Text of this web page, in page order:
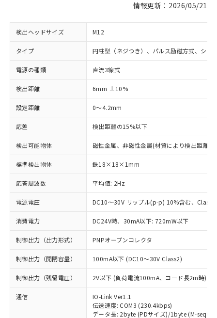
情報更新：2026/05/21
検出ヘッドサイズ M12
タイプ 円柱型（ネジつき）、パルス励磁方式、シー
電源の種類 直流3線式
検出距離 6mm ±10%
設定距離 0～4.2mm
応差 検出距離の15%以下
検出可能物体 磁性金属、非磁性金属(材質により検出距離が
標準検出物体 鉄18×18×1mm
応答周波数 平均値: 2Hz
電源電圧 DC10～30V リップル(p-p) 10%含む、Class2
消費電力 DC24V時、30mA以下: 720mW以下
制御出力（出力形式） PNPオープンコレクタ
制御出力（開閉容量） 100mA以下 (DC10～30V Class2)
制御出力（残留電圧） 2V以下 (負荷電流100mA、コード長2m時)
通信
IO-Link Ver1.1
伝送速度: COM3 (230.4kbps)
データ長: 2byte (PDサイズ)/1byte (M-